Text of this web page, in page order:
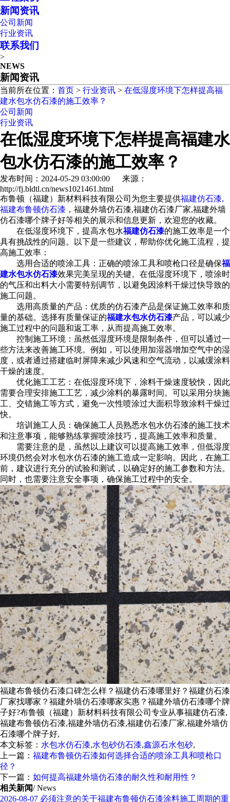
新闻资讯
公司新闻
行业资讯
联系我们
>
NEWS
新闻资讯
当前所在位置： 首页 > 行业资讯 > 在低湿度环境下怎样提高福
建水包水仿石漆的施工效率？
公司新闻
行业资讯
在低湿度环境下怎样提高福建水
包水仿石漆的施工效率？
发布时间：2024-05-29 03:00:00 来源：
http://fj.bldtl.cn/news1021461.html
布鲁顿（福建）新材料科技有限公司为您主要提供福建仿石漆,
福建布鲁顿仿石漆 ，福建外墙仿石漆,福建仿石漆厂家,福建外墙
仿石漆哪个牌子好等相关的展示和信息更新，欢迎您的收藏。
在低湿度环境下，提高水包水福建仿石漆的施工效率是一个
具有挑战性的问题。以下是一些建议，帮助你优化施工流程，提
高施工效率：
选用合适的喷涂工具：正确的喷涂工具和喷枪口径是确保福
建水包水仿石漆效果完美呈现的关键。在低湿度环境下，喷涂时
的气压和出料大小需要特别调节，以避免因涂料干燥过快导致的
施工问题。
选用高质量的产品：优质的仿石漆产品是保证施工效率和质
量的基础。选择有质量保证的福建水包水仿石漆产品，可以减少
施工过程中的问题和返工率，从而提高施工效率。
控制施工环境：虽然低湿度环境是限制条件，但可以通过一
些方法来改善施工环境。例如，可以使用加湿器增加空气中的湿
度，或者通过搭建临时屏障来减少风速和空气流动，以减缓涂料
干燥的速度。
优化施工工艺：在低湿度环境下，涂料干燥速度较快，因此
需要合理安排施工工艺，减少涂料的暴露时间。可以采用分块施
工、交错施工等方式，避免一次性喷涂过大面积导致涂料干燥过
快。
培训施工人员：确保施工人员熟悉水包水仿石漆的施工技术
和注意事项，能够熟练掌握喷涂技巧，提高施工效率和质量。
需要注意的是，虽然以上建议可以提高施工效率，但低湿度
环境仍然会对水包水仿石漆的施工造成一定影响。因此，在施工
前，建议进行充分的试验和测试，以确定好的施工参数和方法。
同时，也需要注意安全事项，确保施工过程中的安全。
福建布鲁顿仿石漆口碑怎么样？福建仿石漆哪里好？福建仿石漆
厂家找哪家？福建外墙仿石漆哪家实惠？福建外墙仿石漆哪个牌
子好?布鲁顿（福建）新材料科技有限公司专业从事福建仿石漆,
福建布鲁顿仿石漆,福建外墙仿石漆,福建仿石漆厂家,福建外墙仿
石漆哪个牌子好,
本文标签： 水包水仿石漆,水包砂仿石漆,鑫源石水包砂,
上一篇： 福建布鲁顿仿石漆如何选择合适的喷涂工具和喷枪口
径？
下一篇： 如何提高福建外墙仿石漆的耐久性和耐用性？
相关新闻/ News
2026-08-07 必须注意的关于福建布鲁顿仿石漆涂料施工周期的重